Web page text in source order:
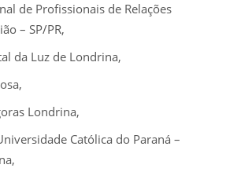
de Profissionais de Relações
– SP/PR,
da Luz de Londrina,
Londrina,
Católica do Paraná –